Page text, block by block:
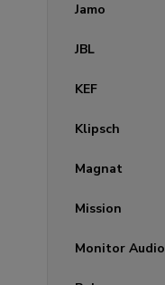
Jamo
JBL
KEF
Klipsch
Magnat
Mission
Monitor Audio